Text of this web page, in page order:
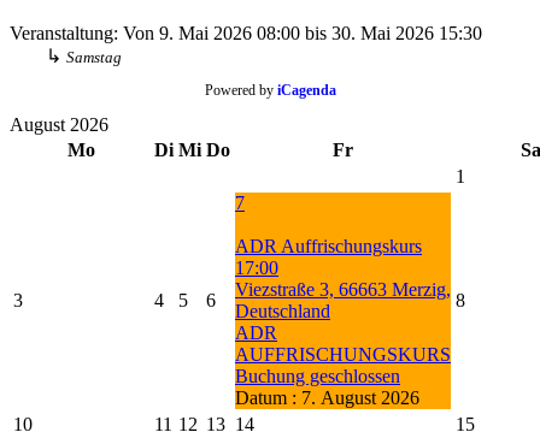
Veranstaltung: Von 9. Mai 2026 08:00 bis 30. Mai 2026 15:30
↳ Samstag
Powered by iCagenda
August 2026
Mo
Di Mi Do Fr
Sa
1
3 4 5 6
7
ADR Auffrischungskurs
17:00
Viezstraße 3, 66663 Merzig,
Deutschland
ADR
AUFFRISCHUNGSKURS
Buchung geschlossen
Datum : 7. August 2026
8
10 11 12 13 14
15